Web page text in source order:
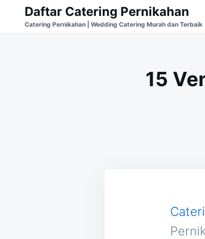
Search
for:
Daftar Catering Pernikahan
Catering Pernikahan | Wedding Catering Murah dan Terbaik
15